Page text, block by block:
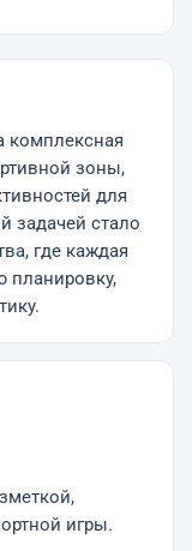
комплексная
зоны,
для
задачей стало
где каждая
планировку,
игры.